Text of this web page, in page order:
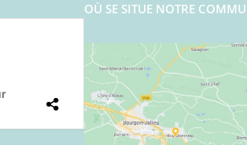
OÙ SE SITUE NOTRE